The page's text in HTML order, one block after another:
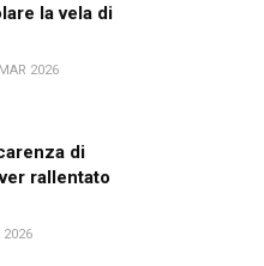
la vela di
2026
di
rallentato
2026